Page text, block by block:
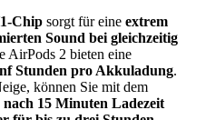
Chip sorgt für eine extrem
Sound bei gleichzeitig
AirPods 2 bieten eine
Stunden pro Akkuladung.
können Sie mit dem
nach 15 Minuten Ladezeit